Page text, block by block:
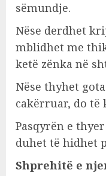
sëmundje.
Nëse derdhet
mblidhet me
ketë zënka në
Nëse thyhet
cakërruar, do të
Pasqyrën e
duhet të hidhet
Shprehitë e